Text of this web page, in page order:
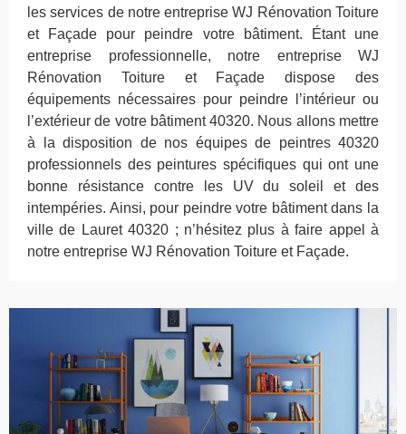
les services de notre entreprise WJ Rénovation Toiture
et Façade pour peindre votre bâtiment. Étant une
entreprise professionnelle, notre entreprise WJ
Rénovation Toiture et Façade dispose des
équipements nécessaires pour peindre l’intérieur ou
l’extérieur de votre bâtiment 40320. Nous allons mettre
à la disposition de nos équipes de peintres 40320
professionnels des peintures spécifiques qui ont une
bonne résistance contre les UV du soleil et des
intempéries. Ainsi, pour peindre votre bâtiment dans la
ville de Lauret 40320 ; n’hésitez plus à faire appel à
notre entreprise WJ Rénovation Toiture et Façade.